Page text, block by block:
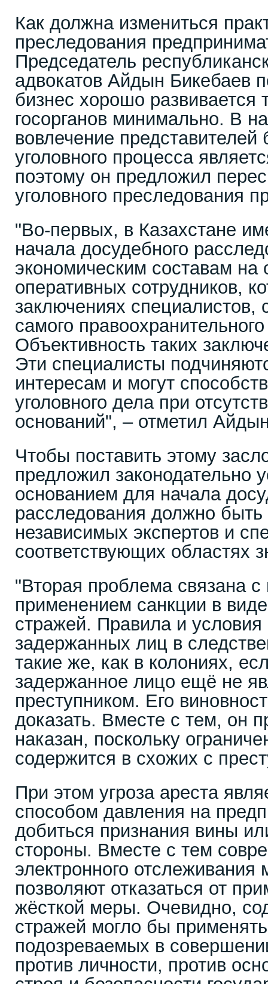
Как должна измениться
преследования
Председатель
адвокатов Айдын Бикебаев
бизнес хорошо развивается
госорганов минимально. В
вовлечение представителей
уголовного процесса
поэтому он предложил
уголовного преследования
"Во-первых, в Казахстане
начала досудебного
экономическим составам на
оперативных сотрудников,
заключениях специалистов,
самого
Объективность таких
Эти специалисты
интересам и могут
уголовного дела при
оснований", – отметил
Чтобы поставить этому
предложил законодательно
основанием для начала
расследования должно быть
независимых экспертов и
соответствующих областях
"Вторая проблема связана
применением санкции в
стражей. Правила и
задержанных лиц в
такие же, как в колониях,
задержанное лицо ещё не
преступником. Его
доказать. Вместе с тем, он
наказан, поскольку
содержится в схожих с
При этом угроза ареста
способом давления на
добиться признания вины
стороны. Вместе с тем
электронного
позволяют отказаться от
жёсткой меры. Очевидно,
стражей могло бы
подозреваемых в
против личности, против